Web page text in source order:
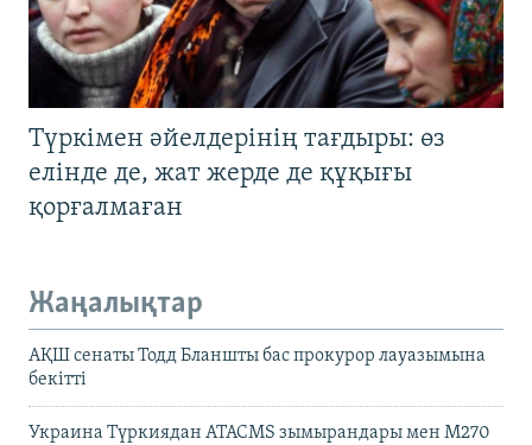
Түркімен әйелдерінің тағдыры: өз
елінде де, жат жерде де құқығы
қорғалмаған
Жаңалықтар
АҚШ сенаты Тодд Бланшты бас прокурор лауазымына
бекітті
Украина Түркиядан ATACMS зымырандары мен M270